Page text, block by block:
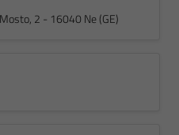
2 - 16040 Ne (GE)